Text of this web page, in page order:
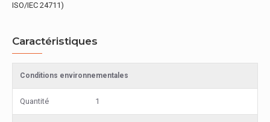
ISO/IEC 24711)
Caractéristiques
Conditions environnementales
Quantité 1